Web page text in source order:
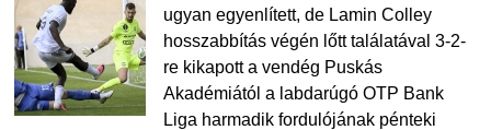
ugyan egyenlített, de Lamin Colley
hosszabbítás végén lőtt találatával 3-2-
re kikapott a vendég Puskás
Akadémiától a labdarúgó OTP Bank
Liga harmadik fordulójának pénteki